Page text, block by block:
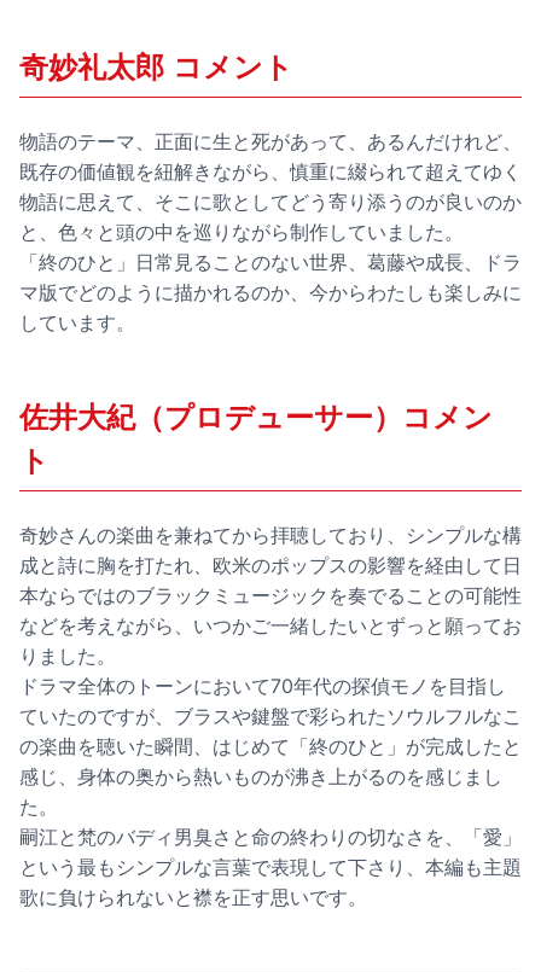
奇妙礼太郎 コメント
物語のテーマ、正面に生と死があって、あるんだけれど、
既存の価値観を紐解きながら、慎重に綴られて超えてゆく
物語に思えて、そこに歌としてどう寄り添うのが良いのか
と、色々と頭の中を巡りながら制作していました。
「終のひと」日常見ることのない世界、葛藤や成長、ドラ
マ版でどのように描かれるのか、今からわたしも楽しみに
しています。
佐井大紀（プロデューサー）コメン
ト
奇妙さんの楽曲を兼ねてから拝聴しており、シンプルな構
成と詩に胸を打たれ、欧米のポップスの影響を経由して日
本ならではのブラックミュージックを奏でることの可能性
などを考えながら、いつかご一緒したいとずっと願ってお
りました。
ドラマ全体のトーンにおいて70年代の探偵モノを目指し
ていたのですが、ブラスや鍵盤で彩られたソウルフルなこ
の楽曲を聴いた瞬間、はじめて「終のひと」が完成したと
感じ、身体の奥から熱いものが沸き上がるのを感じまし
た。
嗣江と梵のバディ男臭さと命の終わりの切なさを、「愛」
という最もシンプルな言葉で表現して下さり、本編も主題
歌に負けられないと襟を正す思いです。